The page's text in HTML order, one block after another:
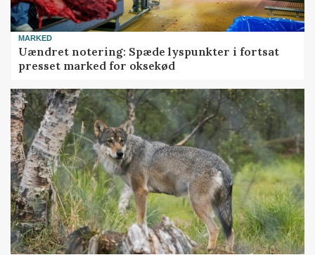
MARKED
Uændret notering: Spæde lyspunkter i fortsat
presset marked for oksekød